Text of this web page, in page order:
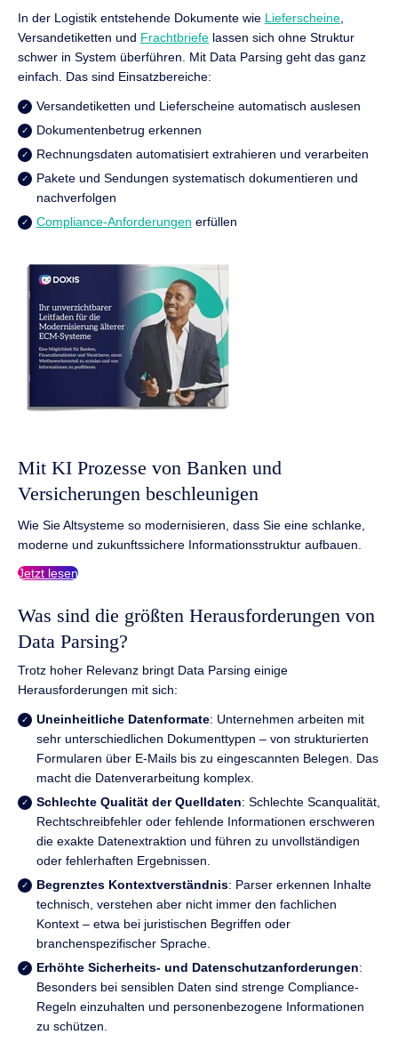
In der Logistik entstehende Dokumente wie Lieferscheine
Versandetiketten und Frachtbriefe lassen sich ohne Struktur
schwer in System überführen. Mit Data Parsing geht das ganz
einfach. Das sind Einsatzbereiche:
Versandetiketten und Lieferscheine automatisch auslesen
Dokumentenbetrug erkennen
Rechnungsdaten automatisiert extrahieren und verarbeiten
Pakete und Sendungen systematisch dokumentieren und
nachverfolgen
Compliance-Anforderungen erfüllen
Mit KI Prozesse von Banken und
Versicherungen beschleunigen
Wie Sie Altsysteme so modernisieren, dass Sie eine schlanke,
moderne und zukunftssichere Informationsstruktur aufbauen.
Jetzt lesen
Was sind die größten Herausforderungen von
Data Parsing?
Trotz hoher Relevanz bringt Data Parsing einige
Herausforderungen mit sich:
Uneinheitliche Datenformate: Unternehmen arbeiten mit
sehr unterschiedlichen Dokumenttypen – von strukturierten
Formularen über E-Mails bis zu eingescannten Belegen. Das
macht die Datenverarbeitung komplex.
Schlechte Qualität der Quelldaten: Schlechte Scanqualität,
Rechtschreibfehler oder fehlende Informationen erschweren
die exakte Datenextraktion und führen zu unvollständigen
oder fehlerhaften Ergebnissen.
Begrenztes Kontextverständnis: Parser erkennen Inhalte
technisch, verstehen aber nicht immer den fachlichen
Kontext – etwa bei juristischen Begriffen oder
branchenspezifischer Sprache.
Erhöhte Sicherheits- und Datenschutzanforderungen:
Besonders bei sensiblen Daten sind strenge Compliance-
Regeln einzuhalten und personenbezogene Informationen
zu schützen.